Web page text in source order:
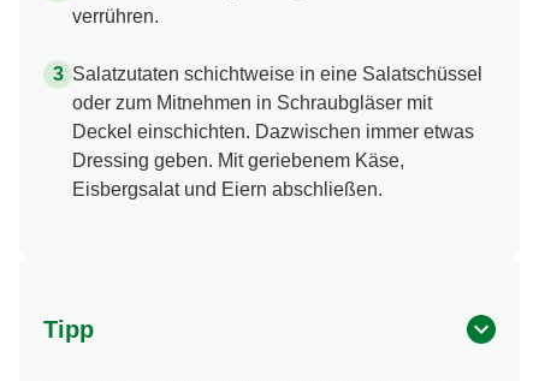
verrühren.
Salatzutaten schichtweise in eine Salatschüssel
oder zum Mitnehmen in Schraubgläser mit
Deckel einschichten. Dazwischen immer etwas
Dressing geben. Mit geriebenem Käse,
Eisbergsalat und Eiern abschließen.
Tipp